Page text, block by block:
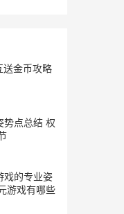
送金币攻略
势点总结 权
戏的专业姿
游戏有哪些